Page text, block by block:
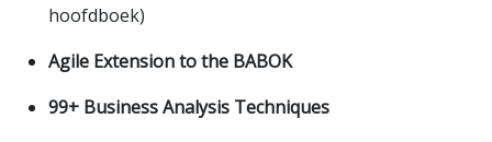
hoofdboek)
Agile Extension to the BABOK
99+ Business Analysis Techniques